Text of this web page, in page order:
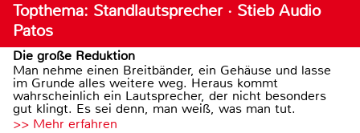
Topthema: Standlautsprecher · Stieb Audio
Patos
Die große Reduktion
Man nehme einen Breitbänder, ein Gehäuse und lasse
im Grunde alles weitere weg. Heraus kommt
wahrscheinlich ein Lautsprecher, der nicht besonders
gut klingt. Es sei denn, man weiß, was man tut.
>> Mehr erfahren